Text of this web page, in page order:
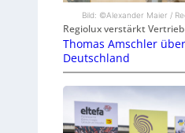
Bild: ©Alexander Maier /
Regiolux verstärkt Vertrieb
Thomas Amschler
Deutschland